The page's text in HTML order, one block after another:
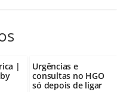
|
Urgências e
consultas no HGO
só depois de ligar